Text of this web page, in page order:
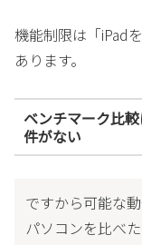
機能制限は「iPad
あります。
ベンチマーク比
件がない
ですから可能な
パソコンを比べ